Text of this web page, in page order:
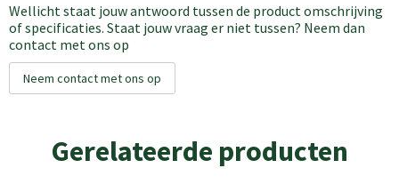
Wellicht staat jouw antwoord tussen de product omschrijving
of specificaties. Staat jouw vraag er niet tussen? Neem dan
contact met ons op
Neem contact met ons op
Gerelateerde producten